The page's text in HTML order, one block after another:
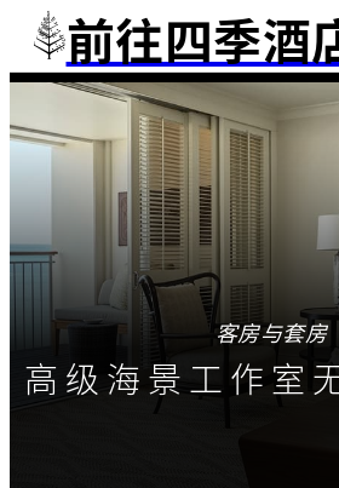
前往四季酒
客房与套房
高级海景工作室